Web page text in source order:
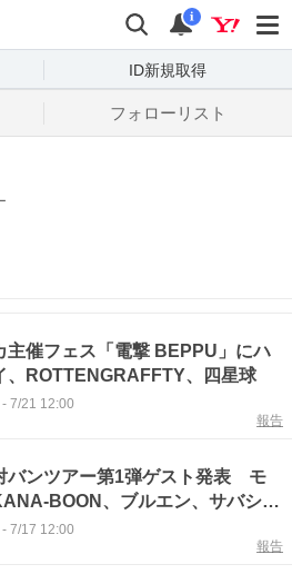
検索
通知
i
ID新規取得
フォローリスト
主催フェス「電撃 BEPPU」にハ
、ROTTENGRAFFTY、四星球
- 7/21 12:00
報告
バンツアー第1弾ゲスト発表 モ
BOON、ブルエン、サバシス
- 7/17 12:00
報告